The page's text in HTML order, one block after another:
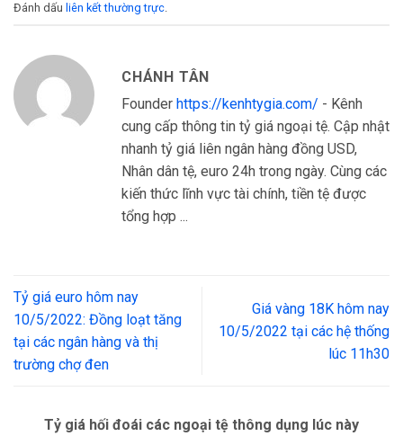
Đánh dấu liên kết thường trực.
CHÁNH TÂN
Founder https://kenhtygia.com/ - Kênh
cung cấp thông tin tỷ giá ngoại tệ. Cập nhật
nhanh tỷ giá liên ngân hàng đồng USD,
Nhân dân tệ, euro 24h trong ngày. Cùng các
kiến thức lĩnh vực tài chính, tiền tệ được
tổng hợp ...
Tỷ giá euro hôm nay
10/5/2022: Đồng loạt tăng
tại các ngân hàng và thị
trường chợ đen
Giá vàng 18K hôm nay
10/5/2022 tại các hệ thống
lúc 11h30
Tỷ giá hối đoái các ngoại tệ thông dụng lúc này